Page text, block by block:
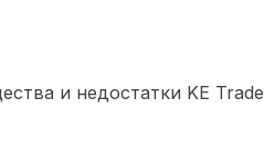
и недостатки KE Trade